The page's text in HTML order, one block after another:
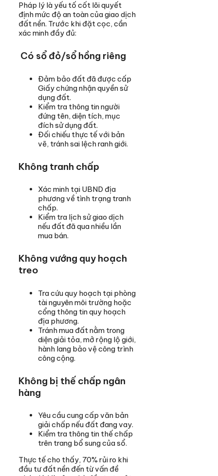
Pháp lý là yếu tố cốt lõi quyết
định mức độ an toàn của giao dịch
đất nền. Trước khi đặt cọc, cần
xác minh đầy đủ:
Có sổ đỏ/sổ hồng riêng
Đảm bảo đất đã được cấp
Giấy chứng nhận quyền sử
dụng đất.
Kiểm tra thông tin người
đứng tên, diện tích, mục
đích sử dụng đất.
Đối chiếu thực tế với bản
vẽ, tránh sai lệch ranh giới.
Không tranh chấp
Xác minh tại UBND địa
phương về tình trạng tranh
chấp.
Kiểm tra lịch sử giao dịch
nếu đất đã qua nhiều lần
mua bán.
Không vướng quy hoạch
treo
Tra cứu quy hoạch tại phòng
tài nguyên môi trường hoặc
cổng thông tin quy hoạch
địa phương.
Tránh mua đất nằm trong
diện giải tỏa, mở rộng lộ giới,
hành lang bảo vệ công trình
công cộng.
Không bị thế chấp ngân
hàng
Yêu cầu cung cấp văn bản
giải chấp nếu đất đang vay.
Kiểm tra thông tin thế chấp
trên trang bổ sung của sổ.
Thực tế cho thấy, 70% rủi ro khi
đầu tư đất nền đến từ vấn đề